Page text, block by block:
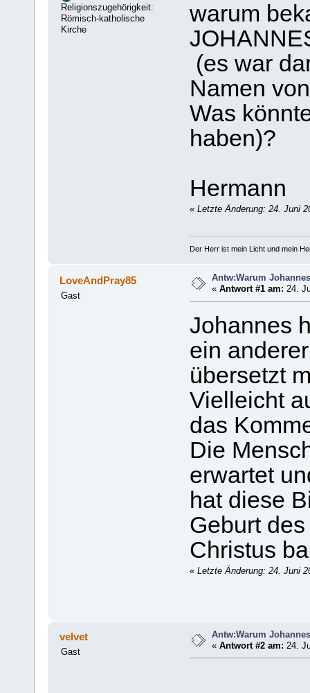
Religionszugehörigkeit:
Römisch-katholische
Kirche
warum
(es war
Namen
Was
haben)?
Hermann
« Letzte Änderung: 24. Juni
Der Herr ist mein Licht und mein
LoveAndPray85
Gast
Antw:Warum
«Antwort #1 am: 24.
Johannes
ein
übersetzt
Vielleicht
das
Die
erwartet
hat diese
Geburt
Christus
« Letzte Änderung: 24. Juni
velvet
Gast
Antw:Warum
«Antwort #2 am: 24.